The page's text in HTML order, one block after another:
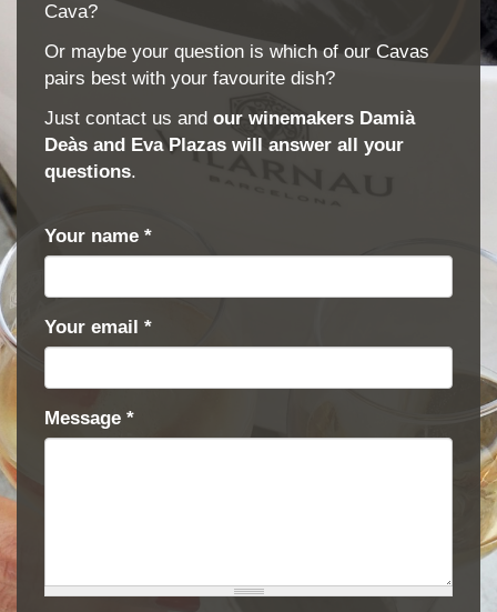
Cava?
Or maybe your question is which of our Cavas
pairs best with your favourite dish?
Just contact us and our winemakers Damià
Deàs and Eva Plazas will answer all your
questions.
Your name *
Your email *
Message *